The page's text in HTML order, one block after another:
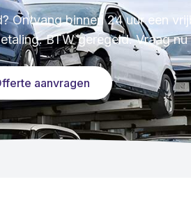
Ontvang binnen 24 uur een
BTW geregeld. Vraag
aanvragen